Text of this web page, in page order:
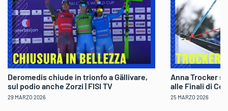
Deromedis chiude in trionfo a Gällivare,
sul podio anche Zorzi | FISI TV
29 MARZO 2026
Anna Trocker
alle Finali di
25 MARZO 2026